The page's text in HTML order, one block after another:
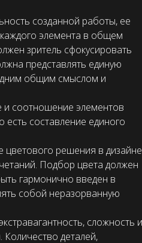
созданной работы, ее
элемента в общем
зритель сфокусировать
представлять единую
общим смыслом и
соотношение элементов
есть составление единого
цветового решения в
Подбор цвета должен
гармонично введен в
собой неразорванную
сложность и
деталей,